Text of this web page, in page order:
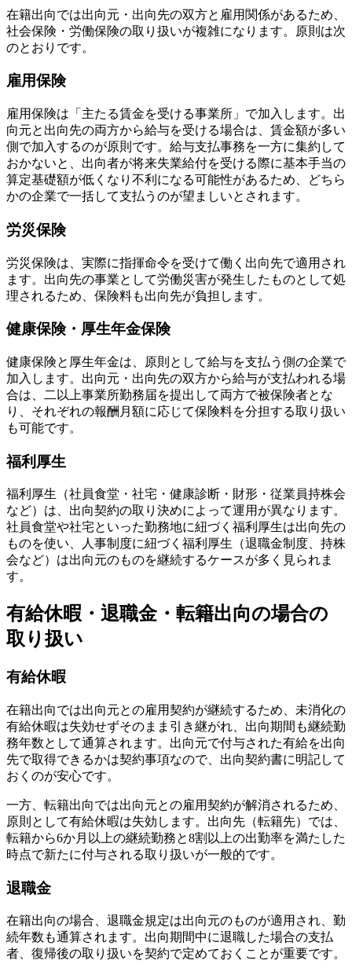
在籍出向では出向元・出向先の双方と雇用関係があるため、
社会保険・労働保険の取り扱いが複雑になります。原則は次
のとおりです。
雇用保険
雇用保険は「主たる賃金を受ける事業所」で加入します。出
向元と出向先の両方から給与を受ける場合は、賃金額が多い
側で加入するのが原則です。給与支払事務を一方に集約して
おかないと、出向者が将来失業給付を受ける際に基本手当の
算定基礎額が低くなり不利になる可能性があるため、どちら
かの企業で一括して支払うのが望ましいとされます。
労災保険
労災保険は、実際に指揮命令を受けて働く出向先で適用され
ます。出向先の事業として労働災害が発生したものとして処
理されるため、保険料も出向先が負担します。
健康保険・厚生年金保険
健康保険と厚生年金は、原則として給与を支払う側の企業で
加入します。出向元・出向先の双方から給与が支払われる場
合は、二以上事業所勤務届を提出して両方で被保険者とな
り、それぞれの報酬月額に応じて保険料を分担する取り扱い
も可能です。
福利厚生
福利厚生（社員食堂・社宅・健康診断・財形・従業員持株会
など）は、出向契約の取り決めによって運用が異なります。
社員食堂や社宅といった勤務地に紐づく福利厚生は出向先の
ものを使い、人事制度に紐づく福利厚生（退職金制度、持株
会など）は出向元のものを継続するケースが多く見られま
す。
有給休暇・退職金・転籍出向の場合の
取り扱い
有給休暇
在籍出向では出向元との雇用契約が継続するため、未消化の
有給休暇は失効せずそのまま引き継がれ、出向期間も継続勤
務年数として通算されます。出向元で付与された有給を出向
先で取得できるかは契約事項なので、出向契約書に明記して
おくのが安心です。
一方、転籍出向では出向元との雇用契約が解消されるため、
原則として有給休暇は失効します。出向先（転籍先）では、
転籍から6か月以上の継続勤務と8割以上の出勤率を満たした
時点で新たに付与される取り扱いが一般的です。
退職金
在籍出向の場合、退職金規定は出向元のものが適用され、勤
続年数も通算されます。出向期間中に退職した場合の支払
者、復帰後の取り扱いを契約で定めておくことが重要です。